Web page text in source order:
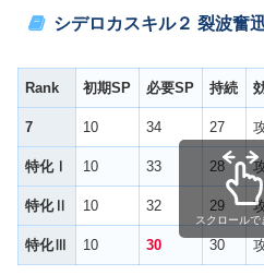
シデロカスキル２ 裂波奮
Rank 初期SP 必要SP 持続
7 10 34 27
特化Ⅰ 10 33 28
特化Ⅱ 10 32 29
特化Ⅲ 10 30 30
スクロールで